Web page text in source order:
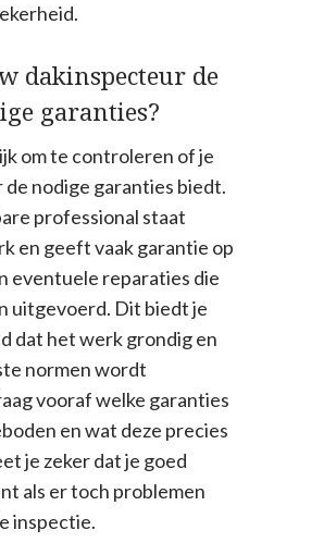
dakinspecteur de
garanties?
om te controleren of je
nodige garanties biedt.
professional staat
en geeft vaak garantie op
eventuele reparaties die
uitgevoerd. Dit biedt je
dat het werk grondig en
normen wordt
vooraf welke garanties
en wat deze precies
je zeker dat je goed
als er toch problemen
inspectie.